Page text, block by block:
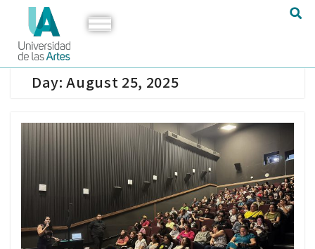
Day:August 25, 2025